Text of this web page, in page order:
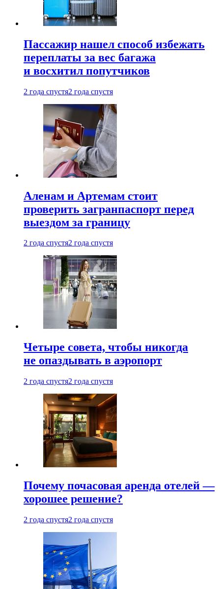
Пассажир нашел способ избежать
переплаты за вес багажа
и восхитил попутчиков
2 года спустя2 года спустя
Аленам и Артемам стоит
проверить загранпаспорт перед
выездом за границу
2 года спустя2 года спустя
Четыре совета, чтобы никогда
не опаздывать в аэропорт
2 года спустя2 года спустя
Почему почасовая аренда отелей —
хорошее решение?
2 года спустя2 года спустя